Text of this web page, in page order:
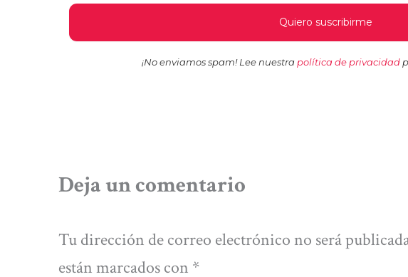
¡No enviamos spam! Lee nuestra política de privacidad
Deja un comentario
Tu dirección de correo electrónico no será
están marcados con *